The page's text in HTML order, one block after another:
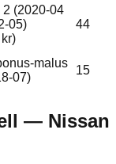
2 (2020-04
05)
)
44
malus
07)
15
— Nissan